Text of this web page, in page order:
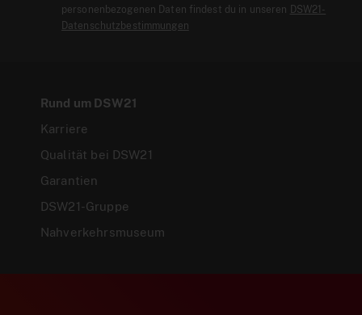
personenbezogenen Daten findest du in unseren DSW21-
Datenschutzbestimmungen
Rund um DSW21
Karriere
Qualität bei DSW21
Garantien
DSW21-Gruppe
Nahverkehrsmuseum